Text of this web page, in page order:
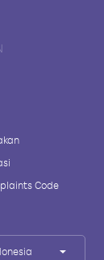
Code